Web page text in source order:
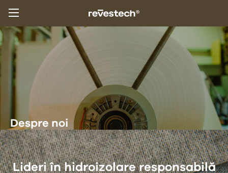
Despre noi
Lideri în hidroizolare responsabilă